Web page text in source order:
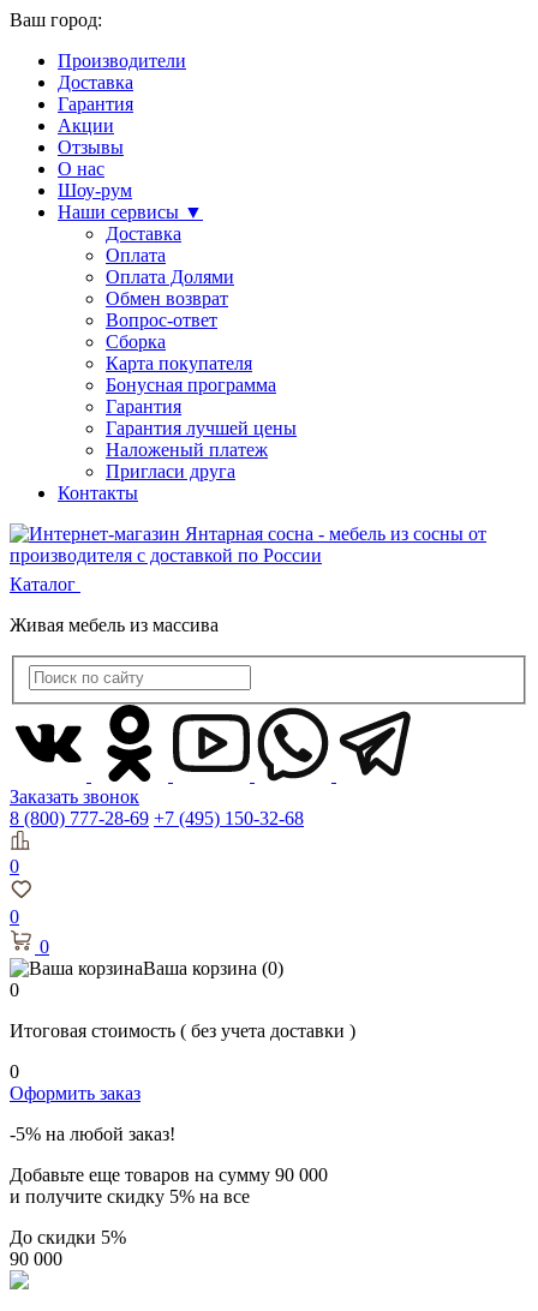
Ваш город:
Производители
Доставка
Гарантия
Акции
Отзывы
О нас
Шоу-рум
Наши сервисы ▼
Доставка
Оплата
Оплата Долями
Обмен возврат
Вопрос-ответ
Сборка
Карта покупателя
Бонусная программа
Гарантия
Гарантия лучшей цены
Наложеный платеж
Пригласи друга
Контакты
Каталог
Живая мебель из массива
Заказать звонок
8 (800) 777-28-69 +7 (495) 150-32-68
0
0
0
Ваша корзина (0)
0
Итоговая стоимость ( без учета доставки )
0
Оформить заказ
-5% на любой заказ!
Добавьте еще товаров на сумму 90 000
и получите скидку 5% на все
До скидки 5%
90 000